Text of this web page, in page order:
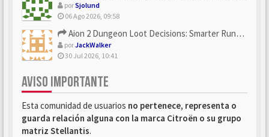
porSjolund
06 Ago 2026, 09:58
Aion 2 Dungeon Loot Decisions: Smarter Runs With U4N
porJackWalker
30 Jul 2026, 10:41
AVISO IMPORTANTE
Esta comunidad de usuarios no pertenece, representa o
guarda relación alguna con la marca Citroën o su grupo
matriz Stellantis.